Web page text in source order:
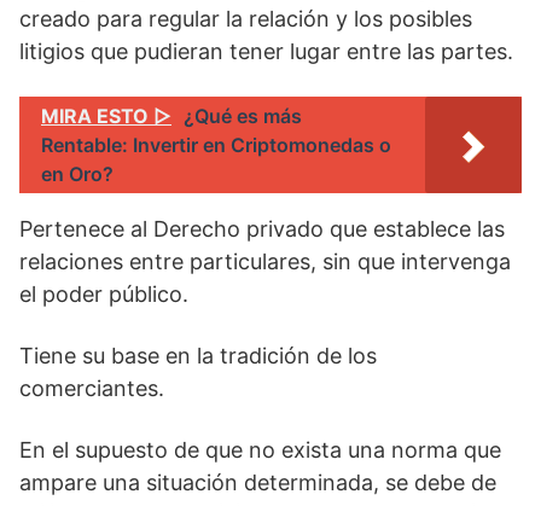
creado para regular la relación y los posibles
litigios que pudieran tener lugar entre las partes.
MIRA ESTO ▷ ¿Qué es más
Rentable: Invertir en Criptomonedas o
en Oro?
Pertenece al Derecho privado que establece las
relaciones entre particulares, sin que intervenga
el poder público.
Tiene su base en la tradición de los
comerciantes.
En el supuesto de que no exista una norma que
ampare una situación determinada, se debe de